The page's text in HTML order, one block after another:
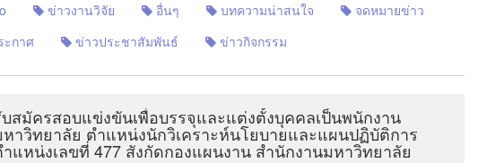
ข่าวงานวิจัย อื่นๆ บทความน่าสนใจ
จดหมายข่าว
ะกาศ ข่าวประชาสัมพันธ์ ข่าวกิจกรรม
สมัครสอบแข่งขันเพื่อบรรจุและแต่งตั้งบุคคลเป็นพนักงาน
าวิทยาลัย ตำแหน่งนักวิเคราะห์นโยบายและแผนปฏิบัติการ
แหน่งเลขที่ 477 สังกัดกองแผนงาน สำนักงานมหาวิทยาลัย